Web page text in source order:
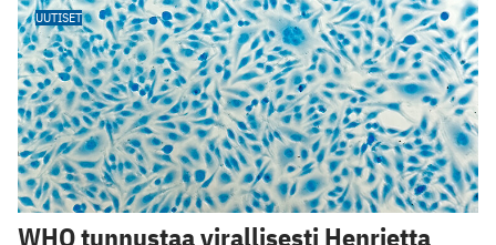
UUTISET
WHO tunnustaa virallisesti Henrietta